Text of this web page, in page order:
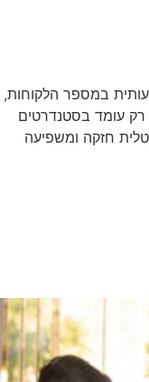
במספר הלקוחות,
עומד בסטנדרטים
חזקה ומשפיעה